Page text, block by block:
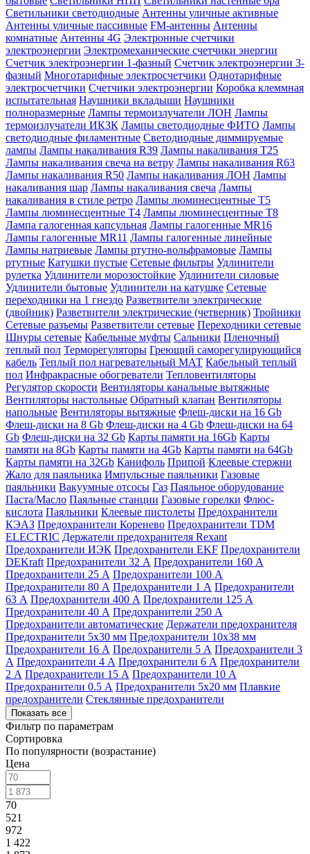
Светильники светодиодные Антенны уличные активные
Антенны уличные пассивные FM-антенны Антенны
комнатные Антенны 4G Электронные счетчики
электроэнергии Электромеханические счетчики энергии
Счетчик электроэнергии 1-фазный Счетчик электроэнергии 3-
фазный Многотарифные электросчетчики Однотарифные
электросчетчики Счетчики электроэнергии Коробка клеммная
испытательная Наушники вкладыши Наушники
полноразмерные Лампы термоизлучатели ЛОН Лампы
термоизлучатели ИКЗК Лампы светодиодные ФИТО Лампы
светодиодные филаментные Светодиодные диммируемые
лампы Лампы накаливания R39 Лампы накаливания T25
Лампы накаливания свеча на ветру Лампы накаливания R63
Лампы накаливания R50 Лампы накаливания ЛОН Лампы
накаливания шар Лампы накаливания свеча Лампы
накаливания в стиле ретро Лампы люминесцентные T5
Лампы люминесцентные T4 Лампы люминесцентные T8
Лампа галогенная капсульная Лампы галогенные MR16
Лампы галогенные MR11 Лампы галогенные линейные
Лампы натриевые Лампы ртутно-вольфрамовые Лампы
ртутные Катушки пустые Сетевые фильтры Удлинители
рулетка Удлинители морозостойкие Удлинители силовые
Удлинители бытовые Удлинители на катушке Сетевые
переходники на 1 гнездо Разветвители электрические
(двойник) Разветвители электрические (четверник) Тройники
Сетевые разъемы Разветвители сетевые Переходники сетевые
Шнуры сетевые Кабельные муфты Сальники Пленочный
теплый пол Терморегуляторы Греющий саморегулирующийся
кабель Теплый пол нагревательный МАТ Кабельный теплый
пол Инфракрасные обогреватели Тепловентиляторы
Регулятор скорости Вентиляторы канальные вытяжные
Вентиляторы настольные Обратный клапан Вентиляторы
напольные Вентиляторы вытяжные Флеш-диски на 16 Gb
Флеш-диски на 8 Gb Флеш-диски на 4 Gb Флеш-диски на 64
Gb Флеш-диски на 32 Gb Карты памяти на 16Gb Карты
памяти на 8Gb Карты памяти на 4Gb Карты памяти на 64Gb
Карты памяти на 32Gb Канифоль Припой Клеевые стержни
Жало для паяльника Импульсные паяльники Газовые
паяльники Вакуумные отсосы Газ Паяльное оборудование
Паста/Масло Паяльные станции Газовые горелки Флюс-
кислота Паяльники Клеевые пистолеты Предохранители
КЭАЗ Предохранители Коренево Предохранители TDM
ELECTRIC Держатели предохранителя Rexant
Предохранители ИЭК Предохранители EKF Предохранители
DEKraft Предохранители 32 А Предохранители 160 А
Предохранители 25 А Предохранители 100 А
Предохранители 80 А Предохранители 1 А Предохранители
63 А Предохранители 400 А Предохранители 125 А
Предохранители 40 А Предохранители 250 А
Предохранители автоматические Держатели предохранителя
Предохранители 5х30 мм Предохранители 10х38 мм
Предохранители 16 А Предохранители 5 А Предохранители 3
А Предохранители 4 А Предохранители 6 А Предохранители
2 А Предохранители 15 А Предохранители 10 А
Предохранители 0.5 А Предохранители 5х20 мм Плавкие
предохранители Стеклянные предохранители
Показать все
Фильтр по параметрам
Сортировка
По популярности (возрастание)
Цена
70
521
972
1 422